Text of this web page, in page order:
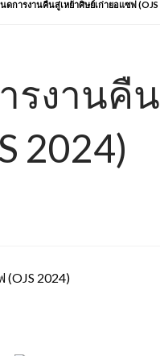
ดการงานคืนสู่เหย้าศิษย์เก่ายอแซฟ (OJS
รงานคื
2024)
2024)